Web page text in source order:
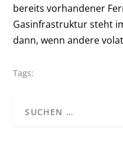
bereits vorhandener
Gasinfrastruktur steht
dann, wenn andere
Tags: